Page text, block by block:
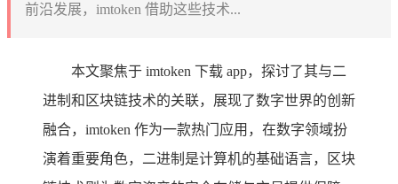
前沿发展，imtoken 借助这些技术...
本文聚焦于 imtoken 下载 app，探讨了其与二
进制和区块链技术的关联，展现了数字世界的创新
融合，imtoken 作为一款热门应用，在数字领域扮
演着重要角色，二进制是计算机的基础语言，区块